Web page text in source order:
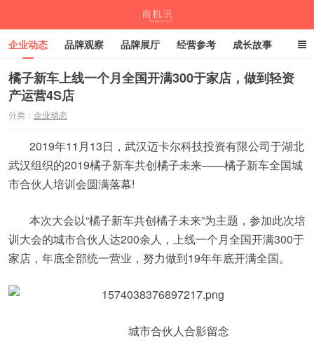
企业动态 品牌观察 品牌展厅 经营参考 成长故事
深度观察 伙伴计划
橘子新车上线一个月全国开满300于家店，做到轻资
产运营4S店
分类： 企业动态
2019年11月13日，武汉迈卡尔科技投资有限公司于湖北
武汉组织的2019橘子新车共创橘子未来——橘子新车全国城
市合伙人培训会圆满落幕!
本次大会以“橘子新车共创橘子未来”为主题，参加此次培
训大会的城市合伙人达200余人，上线一个月全国开满300于
家店，年底全部统一营业，努力做到19年年底开满全国。
城市合伙人合影留念